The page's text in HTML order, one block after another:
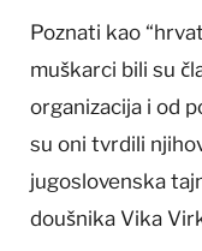
Poznati kao
muškarci bili su
organizacija i od
su oni tvrdili
jugoslovenska
doušnika Vika